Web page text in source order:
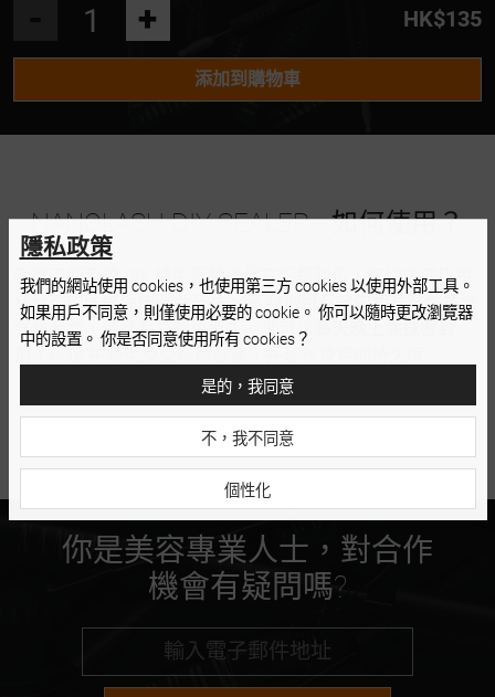
+ HK$135
添加到購物車
NANOLASH DIY SEALER - 如何使用？
应用了所有的 DIY 睫毛簇并确保它们都就位，在你之前应用
粘合剂的区域涂抹一点产品。密 封剂可有效中和其粘性并增
强粘合力，使睫毛外观更持久。您可以
你是美容專業人士，對合作
機會有疑問嗎?
隱私政策
我們的網站使用 cookies，也使用第三方 cookies 以使用外部工具。
如果用戶不同意，則僅使用必要的 cookie。 你可以隨時更改瀏覽器
中的設置。 你是否同意使用所有 cookies？
是的，我同意
不，我不同意
個性化